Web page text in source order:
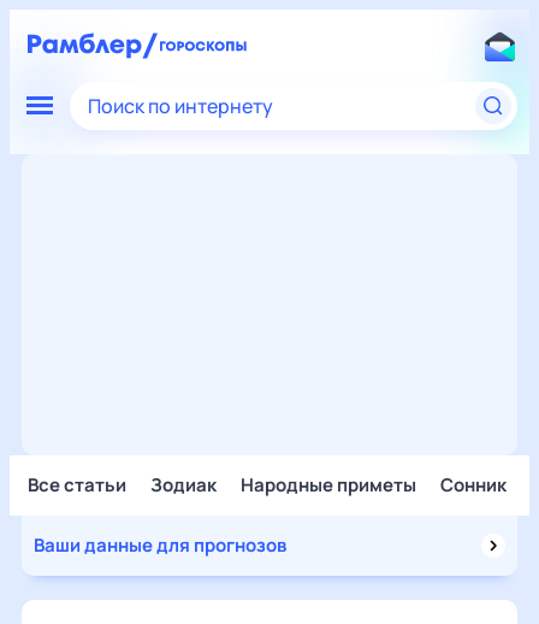
Поиск по интернету
Все статьи Зодиак Народные приметы Сонник
Ваши данные для прогнозов